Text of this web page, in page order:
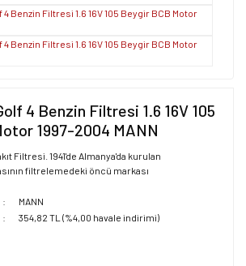
4 Benzin Filtresi 1.6 16V 105
1997-2004 MANN
Filtresi. 1941'de Almanya'da kurulan
filtrelemedeki öncü markası
MANN
354,82 TL (%4,00 havale indirimi)